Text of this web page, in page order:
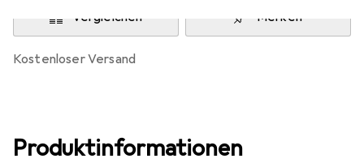
Vergleichen Merken
kostenloser Versand
Produktinformationen